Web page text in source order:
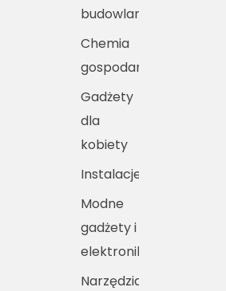
budowlana
Chemia
gospodarcza
Gadżety
dla
kobiety
Instalacje
Modne
gadżety i
elektronika
Narzędzia